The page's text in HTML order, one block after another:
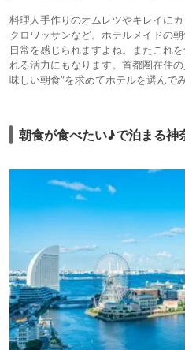
料理人手作りのオムレツやキレイに
クロワッサンなど。ホテルメイドの
日常を感じられますよね。またこれ
れる活力にもなります。首都圏在住
味しい朝食”を求めてホテルを選んで
朝食が食べたい♪で泊まる神